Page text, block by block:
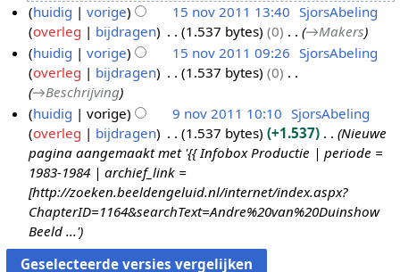
k
2
2
e
n
b
e
w
e
r
k
i
n
g
s
a
m
1
5
v
huidig vorige 15 nov 2011 13:40 SjorsAbeling
overleg
bijdragen 1.537 bytes 0 →Makers
huidig
vorige 15 nov 2011 09:26 SjorsAbeling
overleg
bijdragen 1.537 bytes
0
→Beschrijving
huidig vorige 9 nov 2011 10:10 SjorsAbeling
overleg
bijdragen 1.537 bytes +1.537
Nieuwe
pagina aangemaakt met '{{ Infobox Productie | periode =
1983-1984 | archief_link =
[http://zoeken.beeldengeluid.nl/internet/index.aspx?
ChapterID=1164&searchText=Andre%20van%20Duinshow
Beeld ...'